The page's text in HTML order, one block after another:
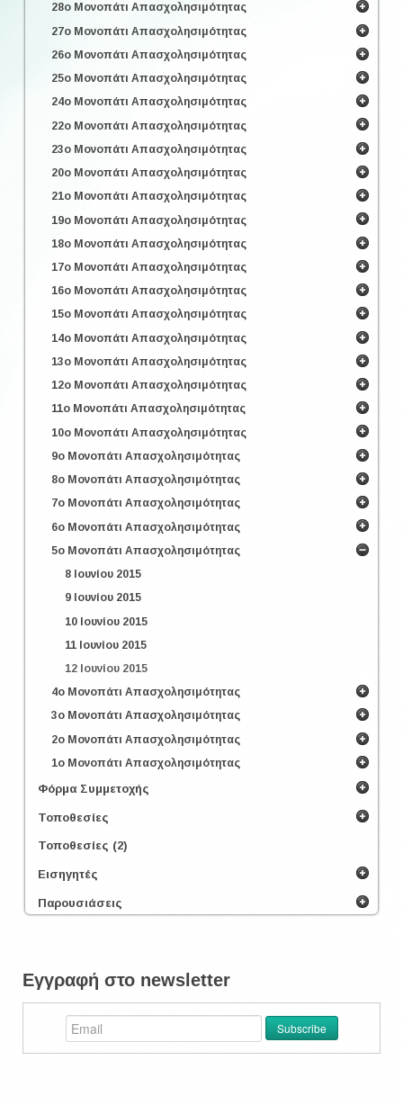
28ο Μονοπάτι Απασχολησιμότητας
27ο Μονοπάτι Απασχολησιμότητας
26ο Μονοπάτι Απασχολησιμότητας
25ο Μονοπάτι Απασχολησιμότητας
24ο Μονοπάτι Απασχολησιμότητας
22ο Μονοπάτι Απασχολησιμότητας
23ο Μονοπάτι Απασχολησιμότητας
20ο Μονοπάτι Απασχολησιμότητας
21ο Μονοπάτι Απασχολησιμότητας
19ο Μονοπάτι Απασχολησιμότητας
18ο Μονοπάτι Απασχολησιμότητας
17ο Μονοπάτι Απασχολησιμότητας
16ο Μονοπάτι Απασχολησιμότητας
15ο Μονοπάτι Απασχολησιμότητας
14ο Μονοπάτι Απασχολησιμότητας
13ο Μονοπάτι Απασχολησιμότητας
12ο Μονοπάτι Απασχολησιμότητας
11ο Μονοπάτι Απασχολησιμότητας
10ο Μονοπάτι Απασχολησιμότητας
9ο Μονοπάτι Απασχολησιμότητας
8ο Μονοπάτι Απασχολησιμότητας
7ο Μονοπάτι Απασχολησιμότητας
6ο Μονοπάτι Απασχολησιμότητας
5ο Μονοπάτι Απασχολησιμότητας
8 Ιουνίου 2015
9 Ιουνίου 2015
10 Ιουνίου 2015
11 Ιουνίου 2015
12 Ιουνίου 2015
4ο Μονοπάτι Απασχολησιμότητας
3ο Μονοπάτι Απασχολησιμότητας
2ο Μονοπάτι Απασχολησιμότητας
1ο Μονοπάτι Απασχολησιμότητας
Φόρμα Συμμετοχής
Τοποθεσίες
Τοποθεσίες (2)
Εισηγητές
Παρουσιάσεις
Εγγραφή στο newsletter